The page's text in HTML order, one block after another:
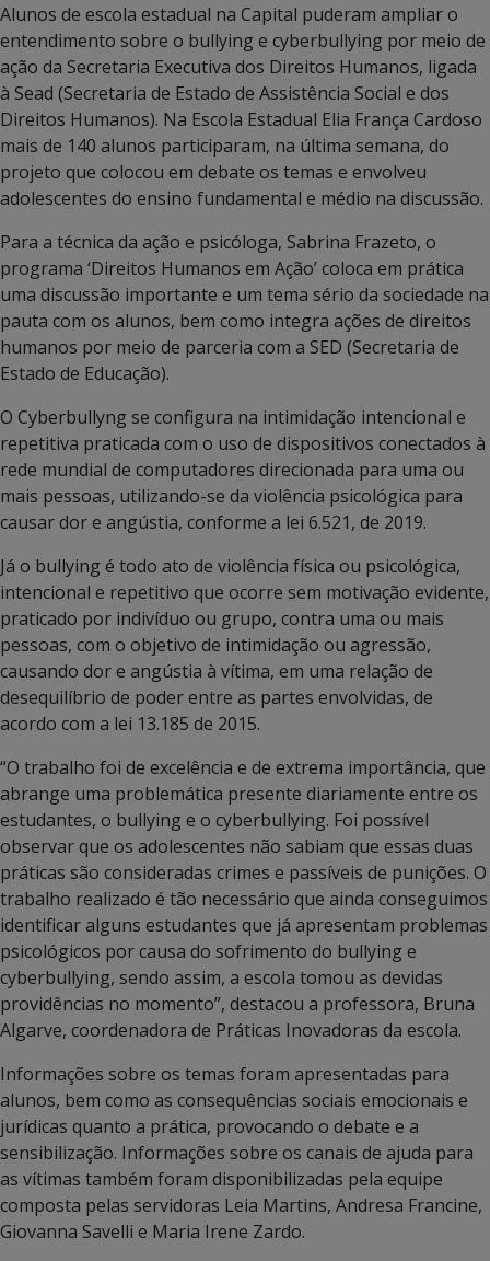
Alunos de escola estadual na Capital puderam ampliar o
entendimento sobre o bullying e cyberbullying por meio de
ação da Secretaria Executiva dos Direitos Humanos, ligada
à Sead (Secretaria de Estado de Assistência Social e dos
Direitos Humanos). Na Escola Estadual Elia França Cardoso
mais de 140 alunos participaram, na última semana, do
projeto que colocou em debate os temas e envolveu
adolescentes do ensino fundamental e médio na discussão.
Para a técnica da ação e psicóloga, Sabrina Frazeto, o
programa ‘Direitos Humanos em Ação’ coloca em prática
uma discussão importante e um tema sério da sociedade na
pauta com os alunos, bem como integra ações de direitos
humanos por meio de parceria com a SED (Secretaria de
Estado de Educação).
O Cyberbullyng se configura na intimidação intencional e
repetitiva praticada com o uso de dispositivos conectados à
rede mundial de computadores direcionada para uma ou
mais pessoas, utilizando-se da violência psicológica para
causar dor e angústia, conforme a lei 6.521, de 2019.
Já o bullying é todo ato de violência física ou psicológica,
intencional e repetitivo que ocorre sem motivação evidente,
praticado por indivíduo ou grupo, contra uma ou mais
pessoas, com o objetivo de intimidação ou agressão,
causando dor e angústia à vítima, em uma relação de
desequilíbrio de poder entre as partes envolvidas, de
acordo com a lei 13.185 de 2015.
“O trabalho foi de excelência e de extrema importância, que
abrange uma problemática presente diariamente entre os
estudantes, o bullying e o cyberbullying. Foi possível
observar que os adolescentes não sabiam que essas duas
práticas são consideradas crimes e passíveis de punições. O
trabalho realizado é tão necessário que ainda conseguimos
identificar alguns estudantes que já apresentam problemas
psicológicos por causa do sofrimento do bullying e
cyberbullying, sendo assim, a escola tomou as devidas
providências no momento”, destacou a professora, Bruna
Algarve, coordenadora de Práticas Inovadoras da escola.
Informações sobre os temas foram apresentadas para
alunos, bem como as consequências sociais emocionais e
jurídicas quanto a prática, provocando o debate e a
sensibilização. Informações sobre os canais de ajuda para
as vítimas também foram disponibilizadas pela equipe
composta pelas servidoras Leia Martins, Andresa Francine,
Giovanna Savelli e Maria Irene Zardo.